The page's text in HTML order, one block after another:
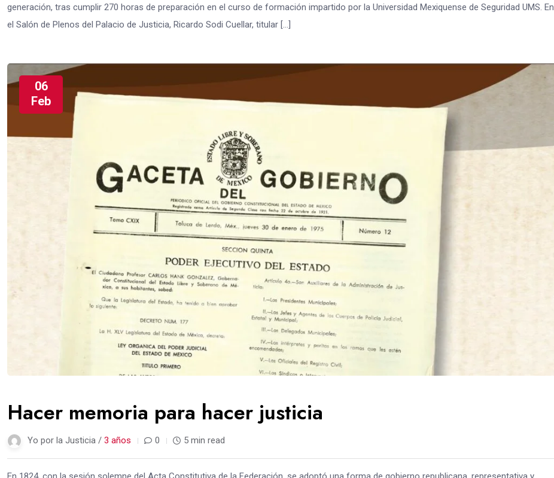
generación, tras cumplir 270 horas de preparación en el curso de formación impartido por la Universidad Mexiquense de Seguridad UMS. En
el Salón de Plenos del Palacio de Justicia, Ricardo Sodi Cuellar, titular […]
06
Feb
Hacer memoria para hacer justicia
Yo por la Justicia / 3 años 0 5 min read